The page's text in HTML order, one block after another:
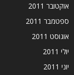
אוקטובר 2011
ספטמבר 2011
אוגוסט 2011
יולי 2011
יוני 2011